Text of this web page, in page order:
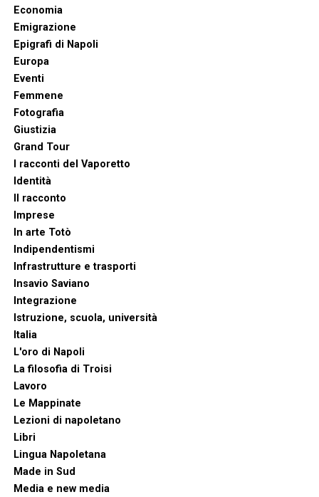
Economia
Emigrazione
Epigrafi di Napoli
Europa
Eventi
Femmene
Fotografia
Giustizia
Grand Tour
I racconti del Vaporetto
Identità
Il racconto
Imprese
In arte Totò
Indipendentismi
Infrastrutture e trasporti
Insavio Saviano
Integrazione
Istruzione, scuola, università
Italia
L'oro di Napoli
La filosofia di Troisi
Lavoro
Le Mappinate
Lezioni di napoletano
Libri
Lingua Napoletana
Made in Sud
Media e new media